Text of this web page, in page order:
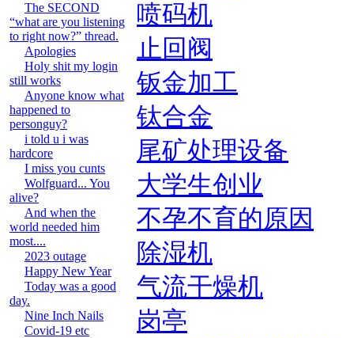
The SECOND
“what are you listening
to right now?” thread.
Apologies
Holy shit my login
still works
Anyone know what
happened to
personguy?
i told u i was
hardcore
I miss you cunts
Wolfguard... You
alive?
And when the
world needed him
most....
2023 outage
Happy New Year
Today was a good
day.
Nine Inch Nails
Covid-19 etc
喷码机
止回阀
钣金加工
钛合金
尾矿处理设备
大学生创业
不孕不育的原因
除湿机
气流干燥机
岗亭